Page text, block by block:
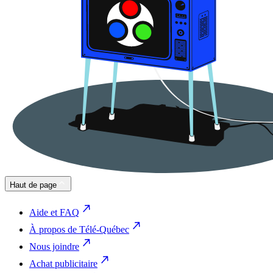
Haut de page
Aide et FAQ
À propos de Télé-Québec
Nous joindre
Achat publicitaire